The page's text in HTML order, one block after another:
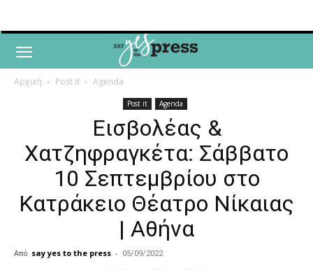
Αρχική Post it Agenda
Post it Agenda
Εισβολέας &
Χατζηφραγκέτα: Σάββατο
10 Σεπτεμβρίου στο
Κατράκειο Θέατρο Νίκαιας
| Αθήνα
Από say yes to the press - 05/09/2022